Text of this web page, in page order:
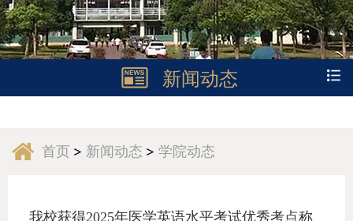
新闻动态
首页 新闻动态 学院动态
我校获得2025年医学英语水平考试优秀考点称